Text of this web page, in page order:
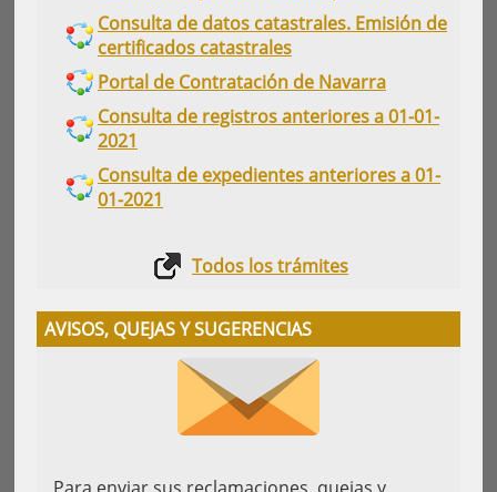
Consulta de datos catastrales. Emisión de
certificados catastrales
Portal de Contratación de Navarra
Consulta de registros anteriores a 01-01-
2021
Consulta de expedientes anteriores a 01-
01-2021
Todos los trámites
AVISOS, QUEJAS Y SUGERENCIAS